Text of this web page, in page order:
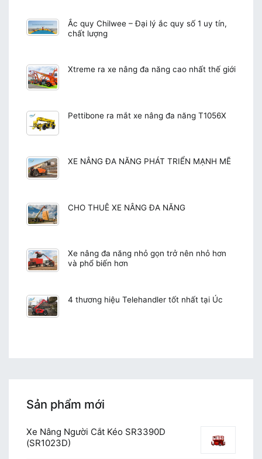
Ắc quy Chilwee – Đại lý ắc quy số 1 uy tín,
chất lượng
Xtreme ra xe nâng đa năng cao nhất thế giới
Pettibone ra mắt xe nâng đa năng T1056X
XE NÂNG ĐA NĂNG PHÁT TRIỂN MẠNH MẼ
CHO THUÊ XE NÂNG ĐA NĂNG
Xe nâng đa năng nhỏ gọn trở nên nhỏ hơn
và phổ biến hơn
4 thương hiệu Telehandler tốt nhất tại Úc
Sản phẩm mới
Xe Nâng Người Cắt Kéo SR3390D
(SR1023D)